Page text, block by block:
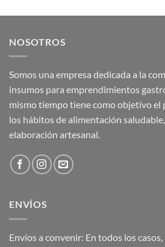
NOSOTROS
Somos una empresa dedicada a la
insumos para emprendimientos
mismo tiempo tiene como objetivo
los hábitos de alimentación
elaboración artesanal.
ENVÍOS
Envíos a convenir: En todos los